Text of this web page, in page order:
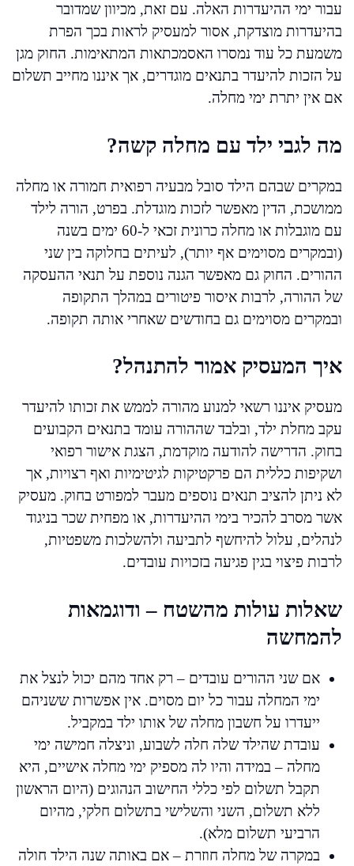
עבור ימי ההיעדרות האלה. עם זאת, מכיוון שמדובר
בהיעדרות מוצדקת, אסור למעסיק לראות בכך הפרת
משמעת כל עוד נמסרו האסמכתאות המתאימות. החוק מגן
על הזכות להיעדר בתנאים מוגדרים, אך איננו מחייב תשלום
אם אין יתרת ימי מחלה.
מה לגבי ילד עם מחלה קשה?
במקרים שבהם הילד סובל מבעיה רפואית חמורה או מחלה
ממושכת, הדין מאפשר לזכות מוגדלת. בפרט, הורה לילד
עם מוגבלות או מחלה כרונית זכאי ל-60 ימים בשנה
(ובמקרים מסוימים אף יותר), לעיתים בחלוקה בין שני
ההורים. החוק גם מאפשר הגנה נוספת על תנאי ההעסקה
של ההורה, לרבות איסור פיטורים במהלך התקופה
ובמקרים מסוימים גם בחודשים שאחרי אותה תקופה.
איך המעסיק אמור להתנהל?
מעסיק איננו רשאי למנוע מהורה לממש את זכותו להיעדר
עקב מחלת ילד, ובלבד שההורה עומד בתנאים הקבועים
בחוק. הדרישה להודעה מוקדמת, הצגת אישור רפואי
ושקיפות כללית הם פרקטיקות לגיטימיות ואף רצויות, אך
לא ניתן להציב תנאים נוספים מעבר למפורט בחוק. מעסיק
אשר מסרב להכיר בימי ההיעדרות, או מפחית שכר בניגוד
לנהלים, עלול להיחשף לתביעה ולהשלכות משפטיות,
לרבות פיצוי בגין פגיעה בזכויות עובדים.
שאלות עולות מהשטח – ודוגמאות
להמחשה
אם שני ההורים עובדים – רק אחד מהם יכול לנצל את
ימי המחלה עבור כל יום מסוים. אין אפשרות ששניהם
ייעדרו על חשבון מחלה של אותו ילד במקביל.
עובדת שהילד שלה חלה לשבוע, וניצלה חמישה ימי
מחלה – במידה והיו לה מספיק ימי מחלה אישיים, היא
תקבל תשלום לפי כללי החישוב הנהוגים (היום הראשון
ללא תשלום, השני והשלישי בתשלום חלקי, מהיום
הרביעי תשלום מלא).
במקרה של מחלה חוזרת – אם באותה שנה הילד חולה